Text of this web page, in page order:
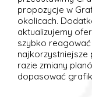
propozycje w
okolicach.
aktualizujemy
szybko reagować
najkorzystniejsze
razie zmiany
dopasować